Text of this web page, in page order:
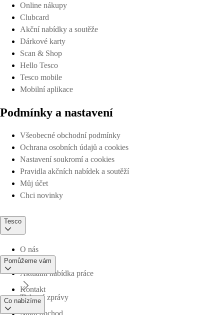
Online nákupy
Clubcard
Akční nabídky a soutěže
Dárkové karty
Scan & Shop
Hello Tesco
Tesco mobile
Mobilní aplikace
Podmínky a nastavení
Všeobecné obchodní podmínky
Ochrana osobních údajů a cookies
Nastavení soukromí a cookies
Pravidla akčních nabídek a soutěží
Můj účet
Chci novinky
Tesco
O nás
Aktuální nabídka práce
Tiskové zprávy
Pomůžeme vám
Kontakt
Najdi obchod
Co nabízíme